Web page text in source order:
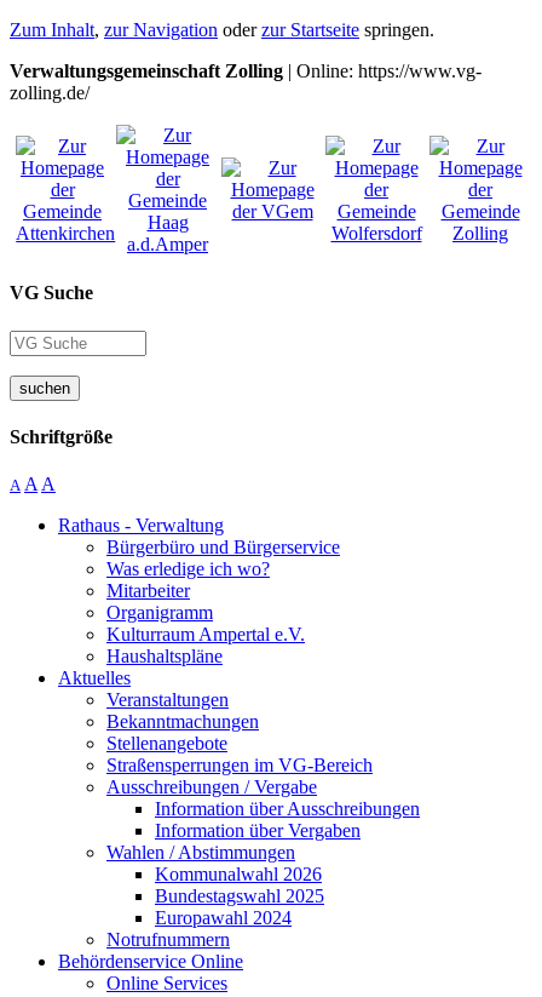
Zum Inhalt, zur Navigation oderzur Startseite springen.
Verwaltungsgemeinschaft Zolling | Online: https://www.vg-
zolling.de/
VG Suche
suchen
Schriftgröße
A A A
Rathaus - Verwaltung
Bürgerbüro und Bürgerservice
Was erledige ich wo?
Mitarbeiter
Organigramm
Kulturraum Ampertal e.V.
Haushaltspläne
Aktuelles
Veranstaltungen
Bekanntmachungen
Stellenangebote
Straßensperrungen im VG-Bereich
Ausschreibungen / Vergabe
Information über Ausschreibungen
Information über Vergaben
Wahlen / Abstimmungen
Kommunalwahl 2026
Bundestagswahl 2025
Europawahl 2024
Notrufnummern
Behördenservice Online
Online Services